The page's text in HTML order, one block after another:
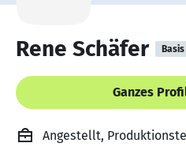
Rene Schäfer Basis
Ganzes
Angestellt,